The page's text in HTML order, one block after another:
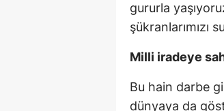
gururla
şükranlarımızı
Milli iradeye
Bu hain darbe
dünyaya da